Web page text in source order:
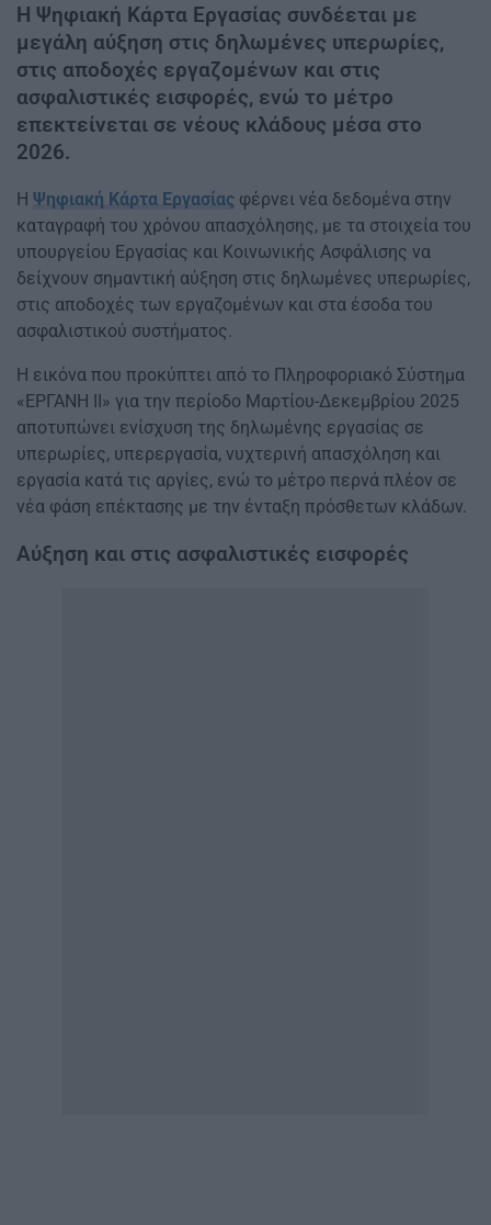
Η Ψηφιακή Κάρτα Εργασίας συνδέεται με
μεγάλη αύξηση στις δηλωμένες υπερωρίες,
στις αποδοχές εργαζομένων και στις
ασφαλιστικές εισφορές, ενώ το μέτρο
επεκτείνεται σε νέους κλάδους μέσα στο
2026.
Η Ψηφιακή Κάρτα Εργασίας φέρνει νέα δεδομένα στην
καταγραφή του χρόνου απασχόλησης, με τα στοιχεία του
υπουργείου Εργασίας και Κοινωνικής Ασφάλισης να
δείχνουν σημαντική αύξηση στις δηλωμένες υπερωρίες,
στις αποδοχές των εργαζομένων και στα έσοδα του
ασφαλιστικού συστήματος.
Η εικόνα που προκύπτει από το Πληροφοριακό Σύστημα
«ΕΡΓΑΝΗ ΙΙ» για την περίοδο Μαρτίου-Δεκεμβρίου 2025
αποτυπώνει ενίσχυση της δηλωμένης εργασίας σε
υπερωρίες, υπερεργασία, νυχτερινή απασχόληση και
εργασία κατά τις αργίες, ενώ το μέτρο περνά πλέον σε
νέα φάση επέκτασης με την ένταξη πρόσθετων κλάδων.
Αύξηση και στις ασφαλιστικές εισφορές